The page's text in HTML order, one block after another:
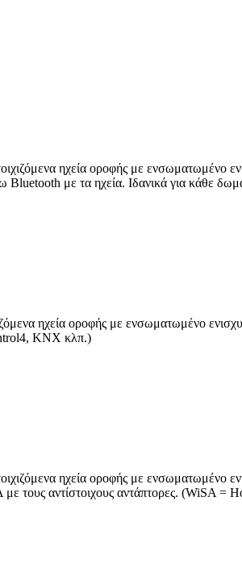
ηχεία οροφής με ενσωματωμένο
Bluetooth με τα ηχεία. Ιδανικά για κάθε
ηχεία οροφής με ενσωματωμένο
KNX κλπ.)
ηχεία οροφής με ενσωματωμένο
με τους αντίστοιχους αντάπτορες. (WiSA